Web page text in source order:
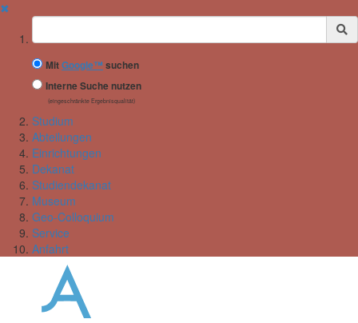
✖
Suchbegriff
MitGoogle™ suchen
Interne Suche nutzen
(eingeschränkte Ergebnisqualität)
Studium
Abteilungen
Einrichtungen
Dekanat
Studiendekanat
Museum
Geo-Colloquium
Service
Anfahrt